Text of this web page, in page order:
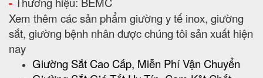
Xem thêm các sản phẩm giường y tế inox, giường
sắt, giường bệnh nhân được chúng tôi sản xuất hiện
nay
Giường Sắt Cao Cấp, Miễn Phí Vận Chuyển